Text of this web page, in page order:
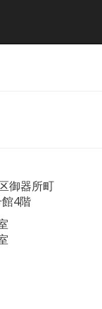
御器所町
4階